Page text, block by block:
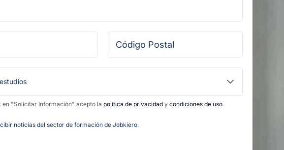
en "Solicitar Información" acepto la política de privacidad y condiciones de uso.
noticias del sector de formación de Jobkiero.